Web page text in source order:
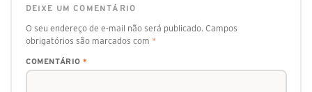
DEIXE UM COMENTÁRIO
O seu endereço de e-mail não será publicado. Campos
obrigatórios são marcados com *
COMENTÁRIO *